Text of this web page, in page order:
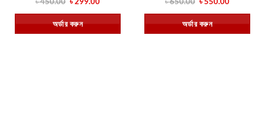
was:
৳ 450.00.
is:
৳ 299.00.
অর্ডার করুন
was:
৳ 650.00.
is:
৳ 550.00.
অর্ডার করুন